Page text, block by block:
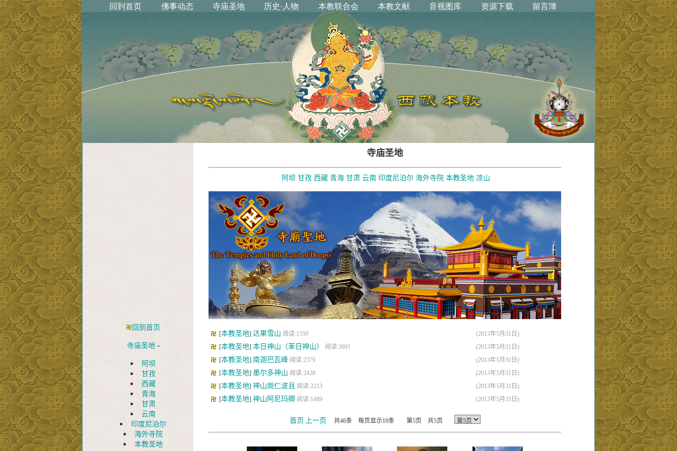
回到首页
寺庙圣地 -
阿坝
甘孜
西藏
青海
甘肃
云南
印度尼泊尔
海外寺院
本教圣地
寺庙圣地
阿坝 甘孜 西藏 青海 甘肃 云南 印度尼泊尔 海外寺院 本教圣地 凉山
[本教圣地] 达果雪山 阅读:1359
(2013年5月31日)
[本教圣地] 本日神山（苯日神山） 阅读:3691
(2013年5月31日)
[本教圣地] 南迦巴瓦峰 阅读:2379
(2013年5月31日)
[本教圣地] 墨尔多神山 阅读:2428
(2013年5月31日)
[本教圣地] 神山岗仁波且 阅读:2213
(2013年5月31日)
[本教圣地] 神山阿尼玛卿 阅读:1489 (2013年5月31日)
首页 上一页 共46条 每页显示10条 第5页 共5页